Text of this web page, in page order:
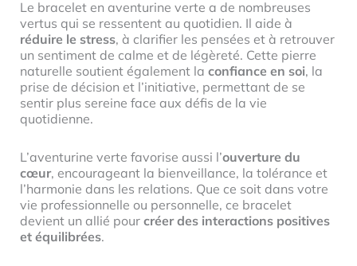
Le bracelet en aventurine verte a de nombreuses
vertus qui se ressentent au quotidien. Il aide à
réduire le stress, à clarifier les pensées et à retrouver
un sentiment de calme et de légèreté. Cette pierre
naturelle soutient également la confiance en soi, la
prise de décision et l’initiative, permettant de se
sentir plus sereine face aux défis de la vie
quotidienne.
L’aventurine verte favorise aussi l’ouverture du
cœur, encourageant la bienveillance, la tolérance et
l’harmonie dans les relations. Que ce soit dans votre
vie professionnelle ou personnelle, ce bracelet
devient un allié pour créer des interactions positives
et équilibrées.